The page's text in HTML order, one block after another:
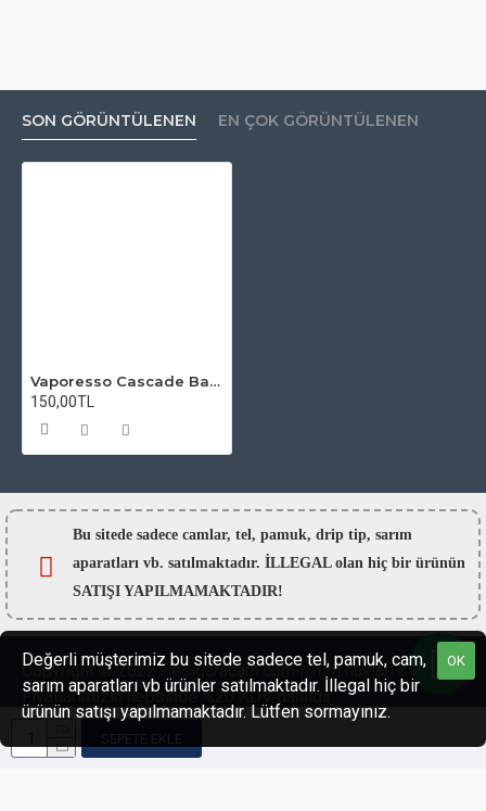
SON GÖRÜNTÜLENEN EN ÇOK GÖRÜNTÜLENEN
Vaporesso Cascade Baby SE Atomizer Camı
150,00TL
Bu sitede sadece camlar, tel, pamuk, drip tip, sarım
aparatları vb. satılmaktadır. İLLEGAL olan hiç bir ürünün
SATIŞI YAPILMAMAKTADIR!
Copyright © 2022 - esigaracam.com | Tüm hakları saklıdır.
Fiyatlarımızın hepsinde %20 KDV dahildir.
OK
Değerli müşterimiz bu sitede sadece tel, pamuk, cam,
sarım aparatları vb ürünler satılmaktadır. İllegal hiç bir
ürünün satışı yapılmamaktadır. Lütfen sormayınız.